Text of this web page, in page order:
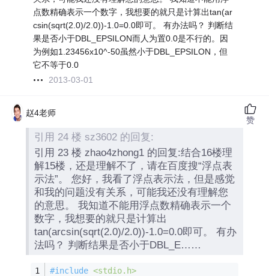
点数精确表示一个数字，我想要的就只是计算出tan(ar
csin(sqrt(2.0)/2.0))-1.0=0.0即可。 有办法吗？ 判断结
果是否小于DBL_EPSILON而人为置0.0是不行的。因
为例如1.23456x10^-50虽然小于DBL_EPSILON，但
它不等于0.0
2013-03-01
赵4老师
引用 24 楼 sz3602 的回复:
引用 23 楼 zhao4zhong1 的回复:结合16楼理
解15楼，还是理解不了，请在百度搜“浮点表
示法”。 您好，我看了浮点表示法，但是感觉
和我的问题没有关系，可能我还没有理解您
的意思。 我知道不能用浮点数精确表示一个
数字，我想要的就只是计算出
tan(arcsin(sqrt(2.0)/2.0))-1.0=0.0即可。 有办
法吗？ 判断结果是否小于DBL_E……
#include <stdio.h>
赞